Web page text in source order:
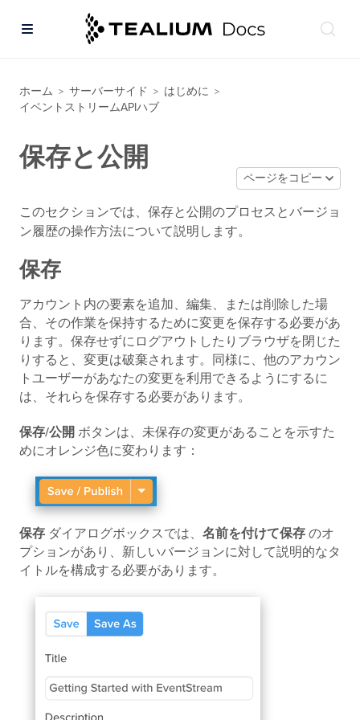
ホーム > サーバーサイド > はじめに >
イベントストリームAPIハブ
保存と公開
ページをコピー
このセクションでは、保存と公開のプロセスとバージョ
ン履歴の操作方法について説明します。
保存
アカウント内の要素を追加、編集、または削除した場
合、その作業を保持するために変更を保存する必要があ
ります。保存せずにログアウトしたりブラウザを閉じた
りすると、変更は破棄されます。同様に、他のアカウン
トユーザーがあなたの変更を利用できるようにするに
は、それらを保存する必要があります。
保存/公開 ボタンは、未保存の変更があることを示すた
めにオレンジ色に変わります：
保存 ダイアログボックスでは、 名前を付けて保存 のオ
プションがあり、新しいバージョンに対して説明的なタ
イトルを構成する必要があります。